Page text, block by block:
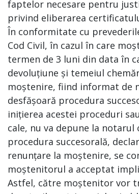
faptelor necesare pentru
privind eliberarea
În conformitate cu
Cod Civil, în cazul în care
termen de 3 luni din data în
devoluțiune și temeiul
moștenire, fiind informat de
desfășoară procedura
inițierea acestei proceduri
cale, nu va depune la notarul
procedura succesorală,
renunțare la moștenire, se
moștenitorul a acceptat
Astfel, către moștenitor vor